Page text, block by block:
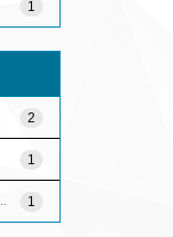
1
2
1
1